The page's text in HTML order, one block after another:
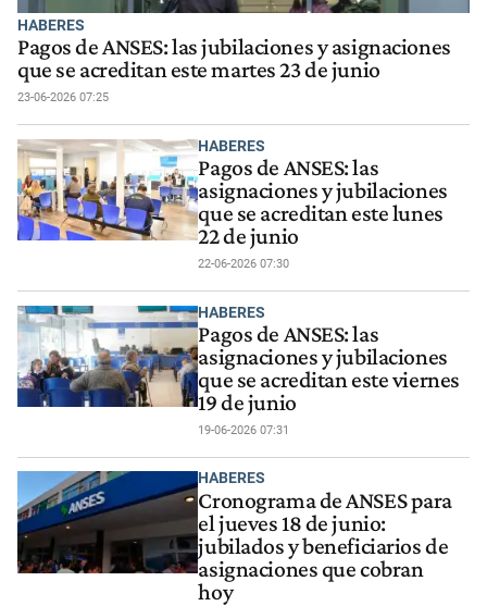
HABERES
Pagos de ANSES: las jubilaciones y asignaciones
que se acreditan este martes 23 de junio
23-06-2026 07:25
HABERES
Pagos de ANSES: las
asignaciones y jubilaciones
que se acreditan este lunes
22 de junio
22-06-2026 07:30
HABERES
Pagos de ANSES: las
asignaciones y jubilaciones
que se acreditan este viernes
19 de junio
19-06-2026 07:31
HABERES
Cronograma de ANSES para
el jueves 18 de junio:
jubilados y beneficiarios de
asignaciones que cobran
hoy